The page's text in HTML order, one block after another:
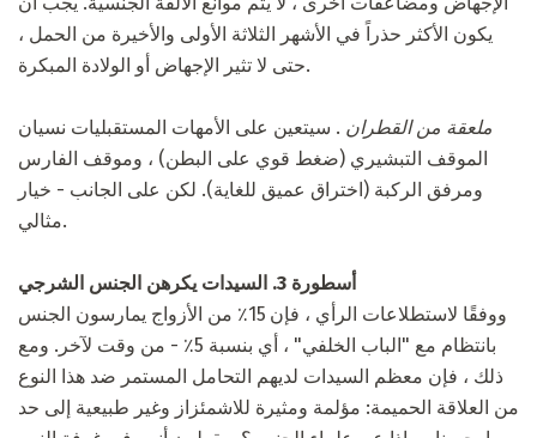
يكون الأكثر حذراً في الأشهر الثلاثة الأولى والأخيرة من الحمل ،
حتى لا تثير الإجهاض أو الولادة المبكرة.
ملعقة من القطران . سيتعين على الأمهات المستقبليات نسيان
الموقف التبشيري (ضغط قوي على البطن) ، وموقف الفارس
ومرفق الركبة (اختراق عميق للغاية). لكن على الجانب - خيار
مثالي.
أسطورة 3. السيدات يكرهن الجنس الشرجي
ووفقًا لاستطلاعات الرأي ، فإن 15٪ من الأزواج يمارسون الجنس
بانتظام مع "الباب الخلفي" ، أي بنسبة 5٪ - من وقت لآخر. ومع
ذلك ، فإن معظم السيدات لديهم التحامل المستمر ضد هذا النوع
من العلاقة الحميمة: مؤلمة ومثيرة للاشمئزاز وغير طبيعية إلى حد